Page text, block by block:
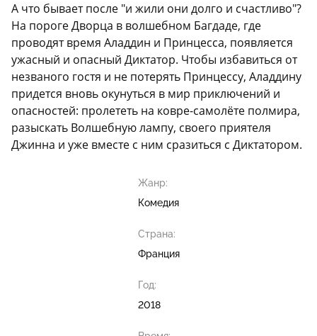
А что бывает после "и жили они долго и счастливо"?
На пороге Дворца в волшебном Багдаде, где
проводят время Аладдин и Принцесса, появляется
ужасный и опасный Диктатор. Чтобы избавиться от
незваного гостя и не потерять Принцессу, Аладдину
придется вновь окунуться в мир приключений и
опасностей: пролететь на ковре-самолёте полмира,
разыскать Волшебную лампу, своего приятеля
Джинна и уже вместе с ним сразиться с Диктатором.
Жанр:
Комедия
Страна:
Франция
Год:
2018